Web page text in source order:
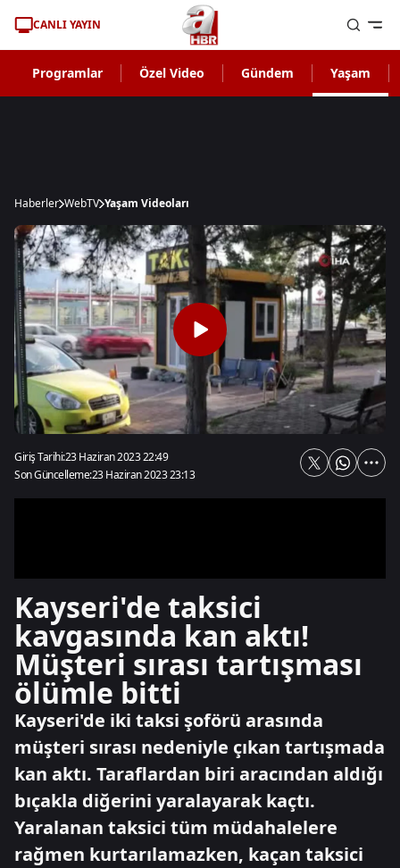
CANLI YAYIN
Programlar Özel Video Gündem Yaşam
Haberler WebTV Yaşam Videoları
Giriş Tarihi:23 Haziran 2023 22:49
Son Güncelleme:23 Haziran 2023 23:13
Kayseri'de taksici
kavgasında kan aktı!
Müşteri sırası tartışması
ölümle bitti
Kayseri'de iki taksi şoförü arasında
müşteri sırası nedeniyle çıkan tartışmada
kan aktı. Taraflardan biri aracından aldığı
bıçakla diğerini yaralayarak kaçtı.
Yaralanan taksici tüm müdahalelere
rağmen kurtarılamazken, kaçan taksici